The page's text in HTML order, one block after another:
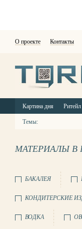
О проекте Контакты
Картина дня Ритейл
Темы:
МАТЕРИАЛЫ В
БАКАЛЕЯ
КОНДИТЕРСКИЕ
ВОДКА